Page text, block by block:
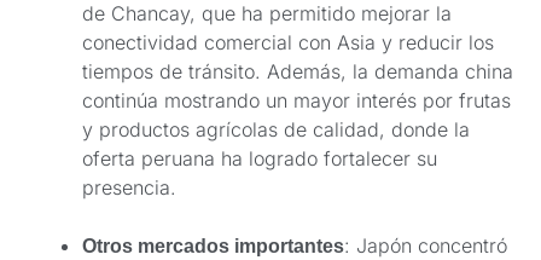
de Chancay, que ha permitido mejorar la
conectividad comercial con Asia y reducir los
tiempos de tránsito. Además, la demanda china
continúa mostrando un mayor interés por frutas
y productos agrícolas de calidad, donde la
oferta peruana ha logrado fortalecer su
presencia.
Otros mercados importantes: Japón concentró